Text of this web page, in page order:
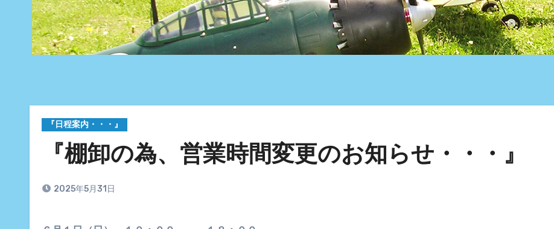
『日程案内・・・』
『棚卸の為、営業時間変更のお知らせ・・・』
2025年5月31日